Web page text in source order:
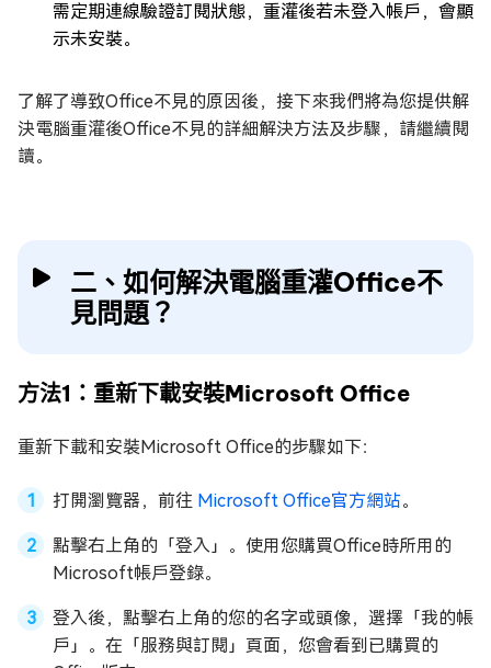
需定期連線驗證訂閱狀態，重灌後若未登入帳戶，會顯
示未安裝。
了解了導致Office不見的原因後，接下來我們將為您提供解
決電腦重灌後Office不見的詳細解決方法及步驟，請繼續閱
讀。
二、如何解決電腦重灌Office不
見問題？
方法1：重新下載安裝Microsoft Office
重新下載和安裝Microsoft Office的步驟如下：
打開瀏覽器，前往 Microsoft Office官方網站。
點擊右上角的「登入」。使用您購買Office時所用的
Microsoft帳戶登錄。
登入後，點擊右上角的您的名字或頭像，選擇「我的帳
戶」。在「服務與訂閱」頁面，您會看到已購買的